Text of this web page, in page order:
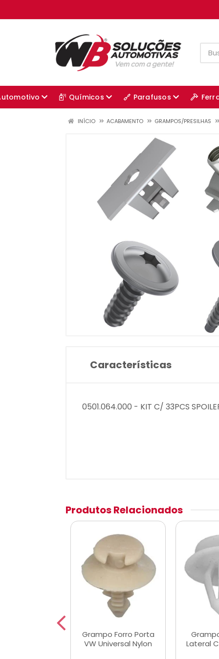
Químicos Parafusos
INÍCIO ACABAMENTO GRAMPOS/PRESILHAS
Características
0501.064.000 - KIT C/ 33PCS
Produtos Relacionados
Grampo Forro Porta
VW Universal Nylon
Lateral